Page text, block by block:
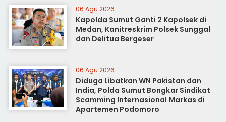
06 Agu 2026
Kapolda Sumut Ganti 2 Kapolsek di
Medan, Kanitreskrim Polsek Sunggal
dan Delitua Bergeser
06 Agu 2026
Diduga Libatkan WN Pakistan dan
India, Polda Sumut Bongkar Sindikat
Scamming Internasional Markas di
Apartemen Podomoro